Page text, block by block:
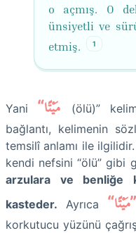
o açmış. O
ünsiyetli ve
etmiş.
1
Yani “مَيْتًا
(ölü)”
bağlantı, kelimenin
temsilî anlamı ile
kendi nefsini “ölü” gibi
arzulara ve benliğe
kasteder. Ayrıca “مَيْتًا”
korkutucu yüzünü